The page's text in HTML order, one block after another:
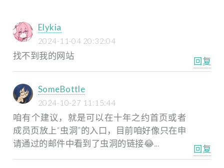
Elykia
2024-11-04 20:32:04
找不到我的网站
回复
SomeBottle
2024-10-27 11:15:44
咱有个建议，就是可以在十年之约首页或者
成员页放上“虫洞”的入口，目前咱好像只在申
请通过的邮件中看到了虫洞的链接😂...
回复